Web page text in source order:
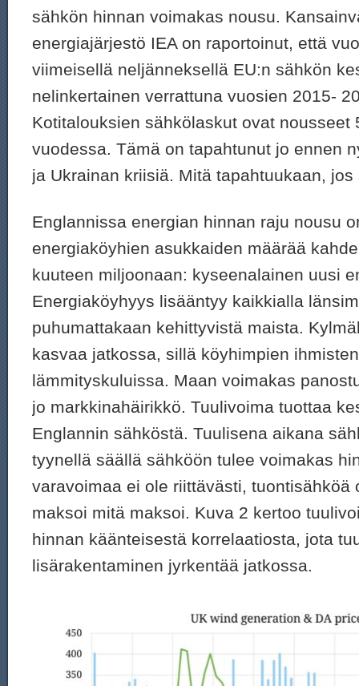
sähkön hinnan voimakas nousu.
energiajärjestö IEA on raportoinut, että
viimeisellä neljänneksellä EU:n sähkön
nelinkertainen verrattuna vuosien 2015-
Kotitalouksien sähkölaskut ovat nousseet
vuodessa. Tämä on tapahtunut jo ennen
ja Ukrainan kriisiä. Mitä tapahtuukaan,
Englannissa energian hinnan raju nousu
energiaköyhien asukkaiden määrää
kuuteen miljoonaan: kyseenalainen uusi
Energiaköyhyys lisääntyy kaikkialla
puhumattakaan kehittyvistä maista.
kasvaa jatkossa, sillä köyhimpien
lämmityskuluissa. Maan voimakas
jo markkinahäirikkö. Tuulivoima tuottaa
Englannin sähköstä. Tuulisena aikana
tyynellä säällä sähköön tulee voimakas
varavoimaa ei ole riittävästi, tuontisähköä
maksoi mitä maksoi. Kuva 2 kertoo
hinnan käänteisestä korrelaatiosta, jota
lisärakentaminen jyrkentää jatkossa.